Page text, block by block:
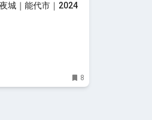
城｜能代市｜2024
8